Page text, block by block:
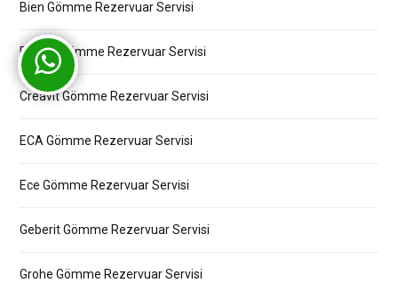
Bien Gömme Rezervuar Servisi
Bocchi Gömme Rezervuar Servisi
Creavit Gömme Rezervuar Servisi
ECA Gömme Rezervuar Servisi
Ece Gömme Rezervuar Servisi
Geberit Gömme Rezervuar Servisi
Grohe Gömme Rezervuar Servisi